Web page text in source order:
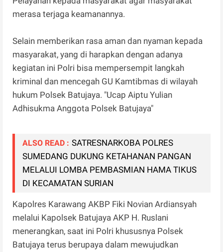
merasa terjaga keamanannya.
Selain memberikan rasa aman dan nyaman kepada
masyarakat, yang di harapkan dengan adanya
kegiatan ini Polri bisa mempersempit langkah
kriminal dan mencegah GU Kamtibmas di wilayah
hukum Polsek Batujaya. "Ucap Aiptu Yulian
Adhisukma Anggota Polsek Batujaya"
ALSO READ : SATRESNARKOBA POLRES
SUMEDANG DUKUNG KETAHANAN PANGAN
MELALUI LOMBA PEMBASMIAN HAMA TIKUS
DI KECAMATAN SURIAN
Kapolres Karawang AKBP Fiki Novian Ardiansyah
melalui Kapolsek Batujaya AKP H. Ruslani
menerangkan, saat ini Polri khususnya Polsek
Batujaya terus berupaya dalam mewujudkan